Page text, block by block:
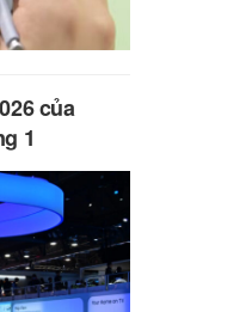
của
1